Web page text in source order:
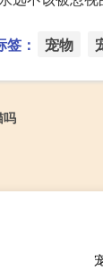
签： 宠物
吗